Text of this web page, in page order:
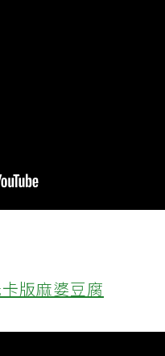
版麻婆豆腐